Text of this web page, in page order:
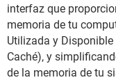
interfaz que
memoria de tu
Utilizada y
Caché), y
de la memoria de tu